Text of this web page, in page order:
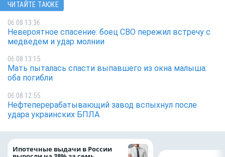
ЧИТАЙТЕ ТАКЖЕ
06.08 13:36
Невероятное спасение: боец СВО пережил встречу с
медведем и удар молнии
06.08 13:15
Мать пыталась спасти выпавшего из окна малыша:
оба погибли
06.08 12:55
Нефтеперерабатывающий завод вспыхнул после
удара украинских БПЛА
Ипотечные выдачи в России